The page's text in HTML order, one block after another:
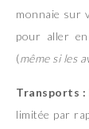
monnaie sur
pour aller
(même si les
Transports :
limitée par